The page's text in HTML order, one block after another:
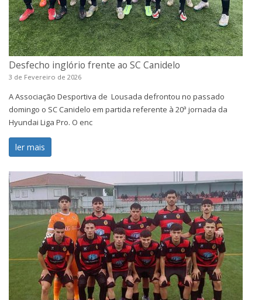
Desfecho inglório frente ao SC Canidelo
3 de Fevereiro de 2026
A Associação Desportiva de Lousada defrontou no passado
domingo o SC Canidelo em partida referente à 20ª jornada da
Hyundai Liga Pro. O enc
ler mais